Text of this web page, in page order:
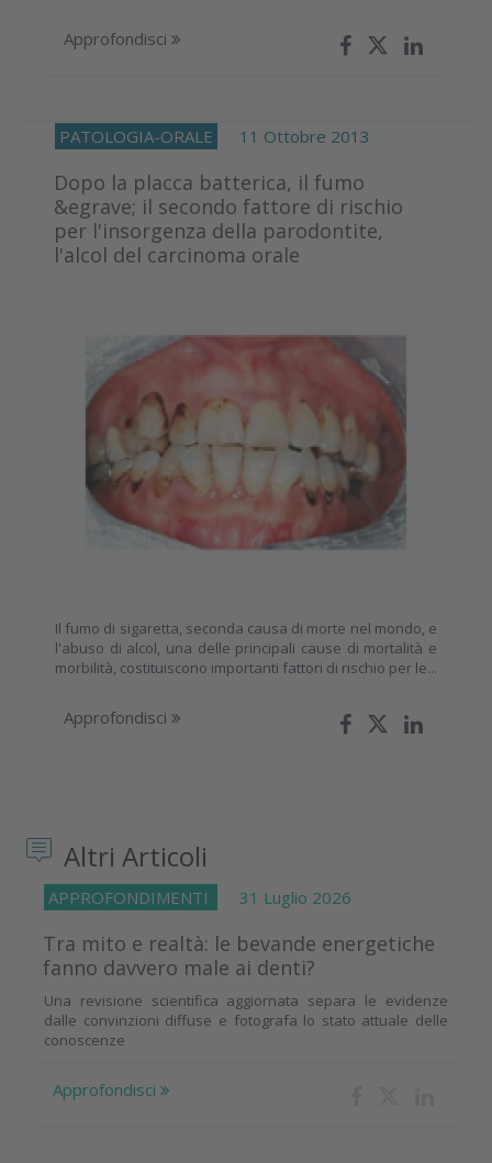
Approfondisci
PATOLOGIA-ORALE 11 Ottobre 2013
Dopo la placca batterica, il fumo
&egrave; il secondo fattore di rischio
per l'insorgenza della parodontite,
l'alcol del carcinoma orale
Il fumo di sigaretta, seconda causa di morte nel mondo, e
l'abuso di alcol, una delle principali cause di mortalità e
morbilità, costituiscono importanti fattori di rischio per le...
Approfondisci
Altri Articoli
APPROFONDIMENTI 31 Luglio 2026
Tra mito e realtà: le bevande energetiche
fanno davvero male ai denti?
Una revisione scientifica aggiornata separa le evidenze
dalle convinzioni diffuse e fotografa lo stato attuale delle
conoscenze
Approfondisci